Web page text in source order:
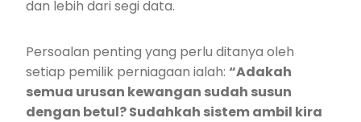
dan lebih dari segi data.
Persoalan penting yang perlu ditanya oleh
setiap pemilik perniagaan ialah: “Adakah
semua urusan kewangan sudah susun
dengan betul? Sudahkah sistem ambil kira